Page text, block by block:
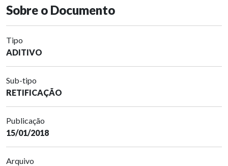
Sobre o Documento
Tipo
ADITIVO
Sub-tipo
RETIFICAÇÃO
Publicação
15/01/2018
Arquivo